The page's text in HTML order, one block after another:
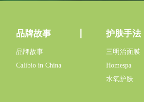
品牌故事
品牌故事
Calibio in China
护肤手法
三明治面膜
Homespa
水氧护肤